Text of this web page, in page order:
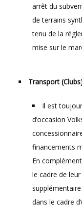
arrêt du
de terrains
tenu de la
mise sur le
Transport
Il est
d’occasion
financements
En
le cadre de
dans le cadre